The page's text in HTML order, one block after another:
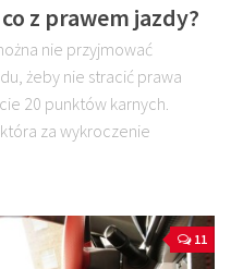
z prawem jazdy?
nie przyjmować
żeby nie stracić prawa
20 punktów karnych.
za wykroczenie
11